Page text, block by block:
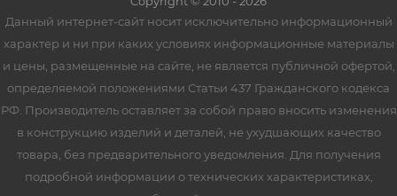
Данный интернет-сайт носит исключительно информационный
характер и ни при каких условиях информационные материалы
и цены, размещенные на сайте, не является публичной офертой,
определяемой положениями Статьи 437 Гражданского кодекса
РФ. Производитель оставляет за собой право вносить изменения
в конструкцию изделий и деталей, не ухудшающих качество
товара, без предварительного уведомления. Для получения
подробной информации о технических характеристиках,